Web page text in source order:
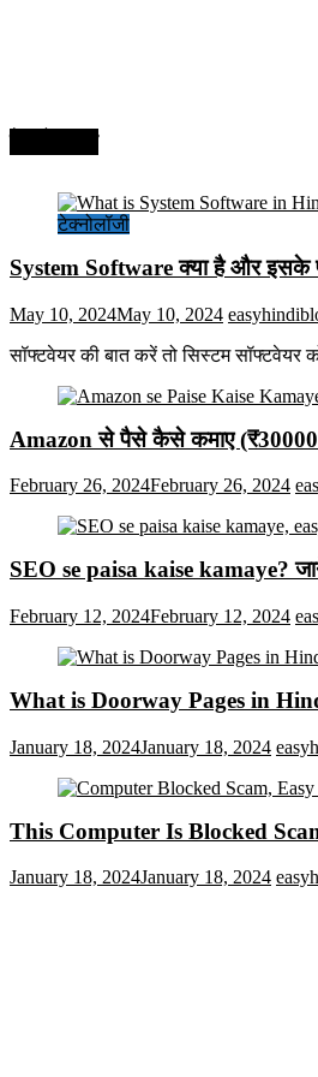
टेक्नोलॉजी
System Software क्या है और इसके
May 10, 2024May 10, 2024
सॉफ्टवेयर की बात करें तो सिस्टम
Amazon से पैसे कैसे कमाए
February 26, 2024February 26, 2024
SEO se paisa kaise kamaye?
February 12, 2024February 12, 2024
What is Doorway Pages in
January 18, 2024January 18, 2024
This Computer Is Blocked
January 18, 2024January 18, 2024